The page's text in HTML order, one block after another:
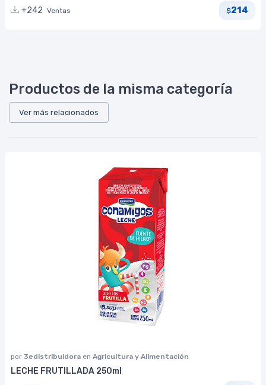
+242 Ventas $214
Productos de la misma categoría
Ver más relacionados
por 3edistribuidora en Agricultura y Alimentación
LECHE FRUTILLADA 250ml